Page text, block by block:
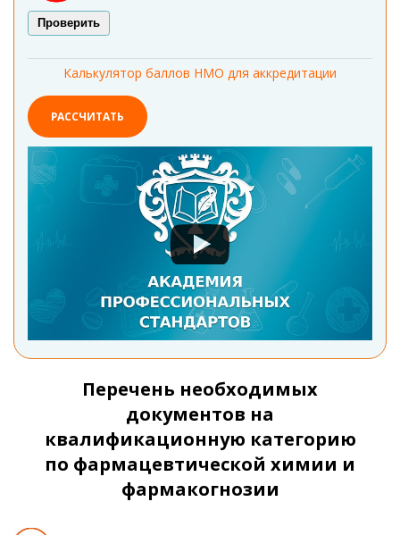
Проверить
Калькулятор баллов НМО для аккредитации
РАССЧИТАТЬ
Перечень необходимых
документов на
квалификационную категорию
по фармацевтической химии и
фармакогнозии